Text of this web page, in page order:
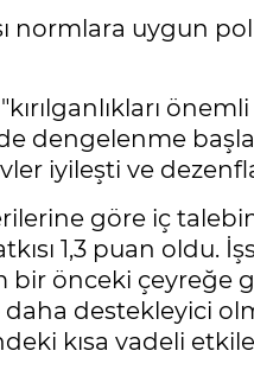
normlara uygun
önemli
dengelenme
iyileşti ve
göre iç talebin
1,3 puan oldu.
önceki çeyreğe
destekleyici
kısa vadeli